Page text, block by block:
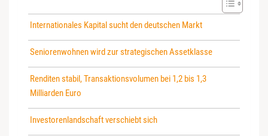
Internationales Kapital sucht den deutschen Markt
Seniorenwohnen wird zur strategischen Assetklasse
Renditen stabil, Transaktionsvolumen bei 1,2 bis 1,3
Milliarden Euro
Investorenlandschaft verschiebt sich